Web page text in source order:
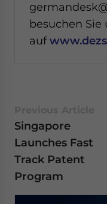
besuchen Sie
auf
Singapore
Launches Fast
Track Patent
Program